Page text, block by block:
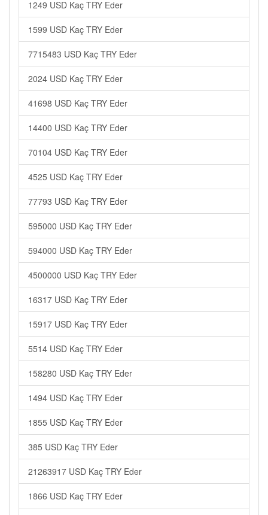
1249 USD Kaç TRY Eder
1599 USD Kaç TRY Eder
7715483 USD Kaç TRY Eder
2024 USD Kaç TRY Eder
41698 USD Kaç TRY Eder
14400 USD Kaç TRY Eder
70104 USD Kaç TRY Eder
4525 USD Kaç TRY Eder
77793 USD Kaç TRY Eder
595000 USD Kaç TRY Eder
594000 USD Kaç TRY Eder
4500000 USD Kaç TRY Eder
16317 USD Kaç TRY Eder
15917 USD Kaç TRY Eder
5514 USD Kaç TRY Eder
158280 USD Kaç TRY Eder
1494 USD Kaç TRY Eder
1855 USD Kaç TRY Eder
385 USD Kaç TRY Eder
21263917 USD Kaç TRY Eder
1866 USD Kaç TRY Eder